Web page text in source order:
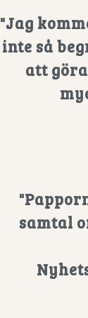
"Jag
inte så
att
samtal